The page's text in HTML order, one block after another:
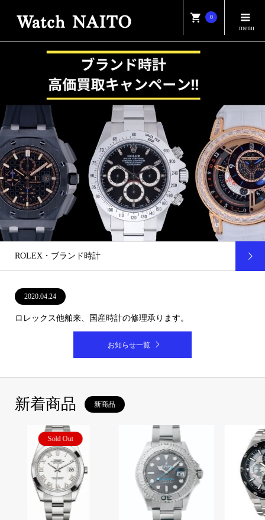
0
ROLEX・ブランド時計
2020.04.24
ロレックス他舶来、国産時計の修理承ります。
お知らせ一覧
新着商品 新商品